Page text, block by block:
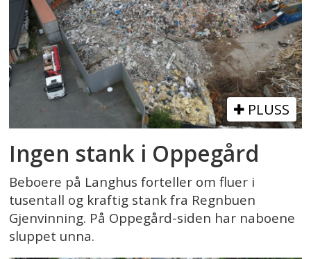
PLUSS
Ingen stank i Oppegård
Beboere på Langhus forteller om fluer i
tusentall og kraftig stank fra Regnbuen
Gjenvinning. På Oppegård-siden har naboene
sluppet unna.